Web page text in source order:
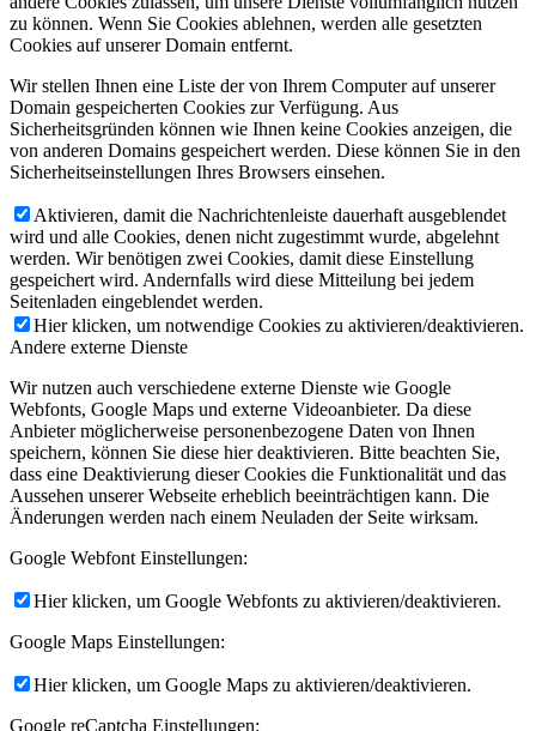
zu können. Wenn Sie Cookies ablehnen, werden alle gesetzten
Cookies auf unserer Domain entfernt.
Wir stellen Ihnen eine Liste der von Ihrem Computer auf unserer
Domain gespeicherten Cookies zur Verfügung. Aus
Sicherheitsgründen können wie Ihnen keine Cookies anzeigen, die
von anderen Domains gespeichert werden. Diese können Sie in den
Sicherheitseinstellungen Ihres Browsers einsehen.
Aktivieren, damit die Nachrichtenleiste dauerhaft ausgeblendet
wird und alle Cookies, denen nicht zugestimmt wurde, abgelehnt
werden. Wir benötigen zwei Cookies, damit diese Einstellung
gespeichert wird. Andernfalls wird diese Mitteilung bei jedem
Seitenladen eingeblendet werden.
Hier klicken, um notwendige Cookies zu aktivieren/deaktivieren.
Andere externe Dienste
Wir nutzen auch verschiedene externe Dienste wie Google
Webfonts, Google Maps und externe Videoanbieter. Da diese
Anbieter möglicherweise personenbezogene Daten von Ihnen
speichern, können Sie diese hier deaktivieren. Bitte beachten Sie,
dass eine Deaktivierung dieser Cookies die Funktionalität und das
Aussehen unserer Webseite erheblich beeinträchtigen kann. Die
Änderungen werden nach einem Neuladen der Seite wirksam.
Google Webfont Einstellungen:
Hier klicken, um Google Webfonts zu aktivieren/deaktivieren.
Google Maps Einstellungen:
Hier klicken, um Google Maps zu aktivieren/deaktivieren.
Google reCaptcha Einstellungen: